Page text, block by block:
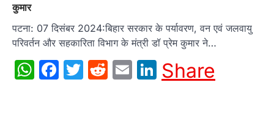
कुमार
पटना: 07 दिसंबर 2024:बिहार सरकार के पर्यावरण, वन एवं जलवायु
परिवर्तन और सहकारिता विभाग के मंत्री डॉ प्रेम कुमार ने…
WhatsApp
Facebook
Twitter
Reddit
EmailLinkedIn
Share